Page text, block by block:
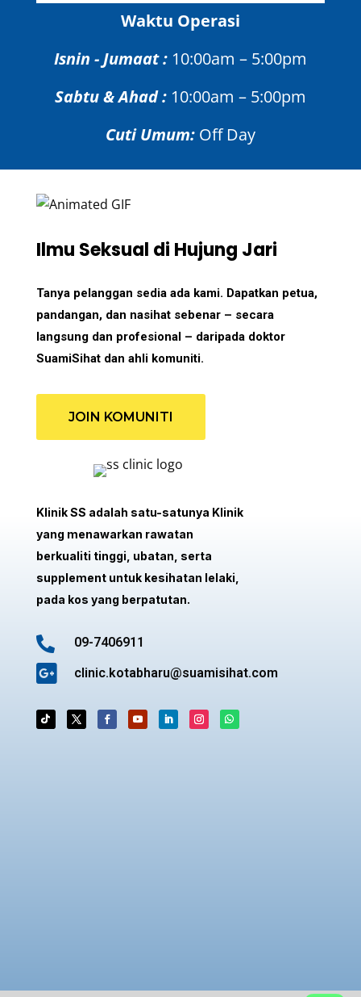
Waktu Operasi
Isnin - Jumaat : 10:00am – 5:00pm
Sabtu & Ahad : 10:00am – 5:00pm
Cuti Umum:Off Day
Ilmu Seksual di Hujung Jari
Tanya pelanggan sedia ada kami. Dapatkan petua,
pandangan, dan nasihat sebenar – secara
langsung dan profesional – daripada doktor
SuamiSihat dan ahli komuniti.
JOIN KOMUNITI
Klinik SS adalah satu-satunya Klinik
yang menawarkan rawatan
berkualiti tinggi, ubatan, serta
supplement untuk kesihatan lelaki,
pada kos yang berpatutan.
 09-7406911
 clinic.kotabharu@suamisihat.com